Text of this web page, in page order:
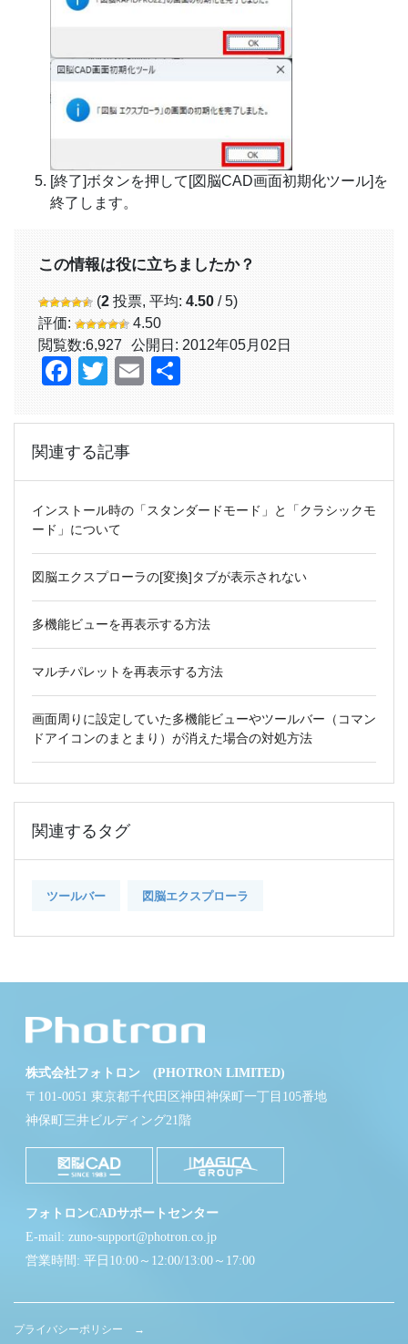
[終了]ボタンを押して[図脳CAD画面初期化ツール]を
終了します。
この情報は役に立ちましたか？
(2 投票, 平均: 4.50 / 5)
評価:
4.50
閲覧数:6,927 公開日: 2012年05月02日
Facebook
TwitterEmail
関連する記事
インストール時の「スタンダードモード」と「クラシックモ
ード」について
図脳エクスプローラの[変換]タブが表示されない
多機能ビューを再表示する方法
マルチパレットを再表示する方法
画面周りに設定していた多機能ビューやツールバー（コマン
ドアイコンのまとまり）が消えた場合の対処方法
関連するタグ
ツールバー 図脳エクスプローラ
株式会社フォトロン (PHOTRON LIMITED)
〒101-0051 東京都千代田区神田神保町一丁目105番地
神保町三井ビルディング21階
フォトロンCADサポートセンター
E-mail: zuno-support@photron.co.jp
営業時間: 平日10:00～12:00/13:00～17:00
プライバシーポリシー →